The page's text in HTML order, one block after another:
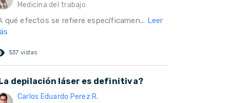
Medicina del trabajo
qué efectos se refiere específicamen... Leer
537 vistas
depilación láser es definitiva?
Carlos Eduardo Perez R.